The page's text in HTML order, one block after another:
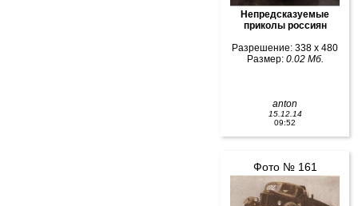
Непредсказуемые
приколы россиян
Разрешение: 338 x 480
Размер: 0.02 Мб.
anton
15.12.14
09:52
Фото № 161